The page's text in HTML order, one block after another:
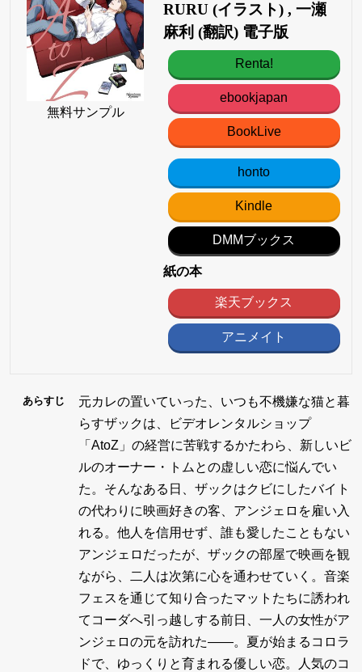
無料サンプル
RURU (イラスト) , 一瀬
麻利 (翻訳) 電子版
Renta!
ebookjapan
BookLive
honto
Kindle
DMMブックス
紙の本
楽天ブックス
アニメイト
あらすじ
元カレの置いていった、いつも不機嫌な猫と暮
らすザックは、ビデオレンタルショップ
「AtoZ」の経営に苦戦するかたわら、新しいビ
ルのオーナー・トムとの虚しい恋に悩んでい
た。そんなある日、ザックはクビにしたバイト
の代わりに映画好きの客、アンジェロを雇い入
れる。他人を信用せず、誰も愛したこともない
アンジェロだったが、ザックの部屋で映画を観
ながら、二人は次第に心を通わせていく。音楽
フェスを通じて知り合ったマットたちに誘われ
てコーダへ引っ越しする前日、一人の女性がア
ンジェロの元を訪れた――。夏が始まるコロラ
ドで、ゆっくりと育まれる優しい恋。人気のコ